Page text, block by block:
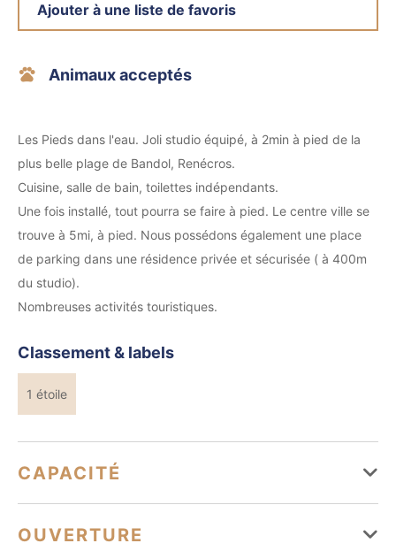
Ajouter à une liste de favoris
Animaux acceptés
Les Pieds dans l'eau. Joli studio équipé, à 2min à pied de la
plus belle plage de Bandol, Renécros.
Cuisine, salle de bain, toilettes indépendants.
Une fois installé, tout pourra se faire à pied. Le centre ville se
trouve à 5mi, à pied. Nous possédons également une place
de parking dans une résidence privée et sécurisée ( à 400m
du studio).
Nombreuses activités touristiques.
Classement & labels
1 étoile
CAPACITÉ
OUVERTURE